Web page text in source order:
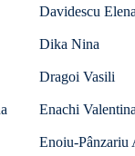
Davidescu Elena
Dika Nina
Dragoi Vasili
Enachi Valentina
Enoiu-Pânzariu